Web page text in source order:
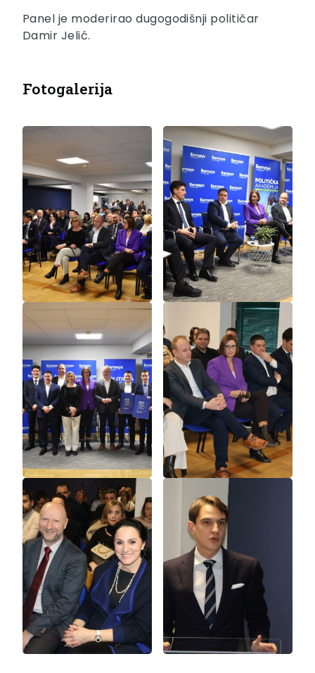
Panel je moderirao dugogodišnji političar
Damir Jelić.
Fotogalerija